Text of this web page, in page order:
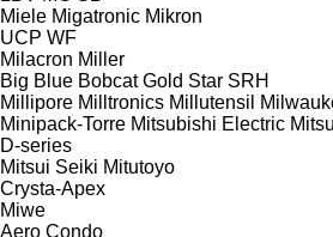
Miele Migatronic Mikron
UCP WF
Milacron Miller
Big Blue Bobcat Gold Star SRH
Millipore Milltronics Millutensil
Minipack-Torre Mitsubishi Electric
D-series
Mitsui Seiki Mitutoyo
Crysta-Apex
Miwe
Aero Condo